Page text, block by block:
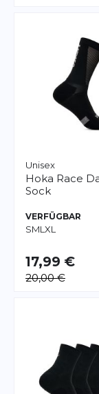
Unisex
Hoka Race
Sock
VERFÜGBAR
SML XL
17,99 €
20,00 €